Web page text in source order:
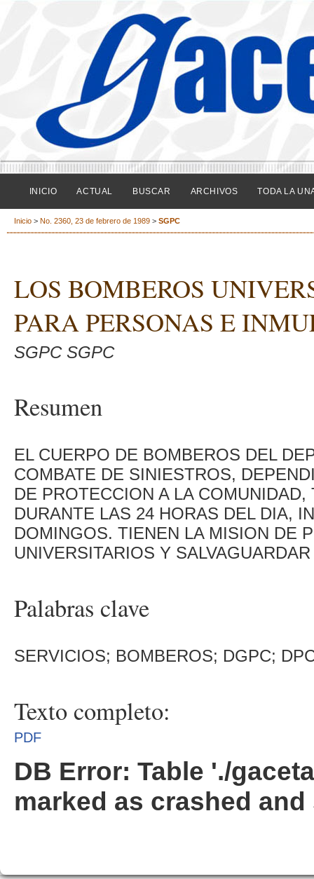
INICIO ACTUAL BUSCAR ARCHIVOS TODA LA
Inicio > No. 2360, 23 de febrero de 1989 > SGPC
LOS BOMBEROS
PARA PERSONAS E
SGPC SGPC
Resumen
EL CUERPO DE BOMBEROS DEL
COMBATE DE SINIESTROS,
DE PROTECCION A LA
DURANTE LAS 24 HORAS DEL DIA,
DOMINGOS. TIENEN LA MISION DE
UNIVERSITARIOS Y
Palabras clave
SERVICIOS; BOMBEROS; DGPC;
Texto completo:
PDF
DB Error: Table './
marked as crashed